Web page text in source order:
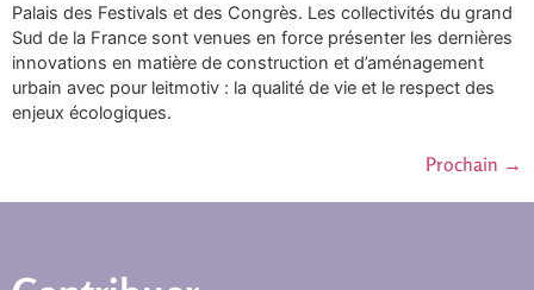
Palais des Festivals et des Congrès. Les collectivités du grand
Sud de la France sont venues en force présenter les dernières
innovations en matière de construction et d’aménagement
urbain avec pour leitmotiv : la qualité de vie et le respect des
enjeux écologiques.
Prochain →